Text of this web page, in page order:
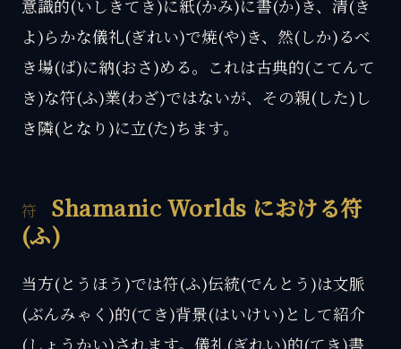
意識的(いしきてき)に紙(かみ)に書(か)き、清(き
よ)らかな儀礼(ぎれい)で焼(や)き、然(しか)るべ
き場(ば)に納(おさ)める。これは古典的(こてんて
き)な符(ふ)業(わざ)ではないが、その親(した)し
き隣(となり)に立(た)ちます。
Shamanic Worlds における符
(ふ)
当方(とうほう)では符(ふ)伝統(でんとう)は文脈
(ぶんみゃく)的(てき)背景(はいけい)として紹介
(しょうかい)されます。儀礼(ぎれい)的(てき)書